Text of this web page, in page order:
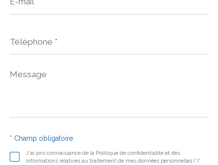
*
Message
J'ai pris connaissance de la Politique de confidentialité et des
informations relatives au traitement de mes données personnelles (*)*
* Champ obligatoire